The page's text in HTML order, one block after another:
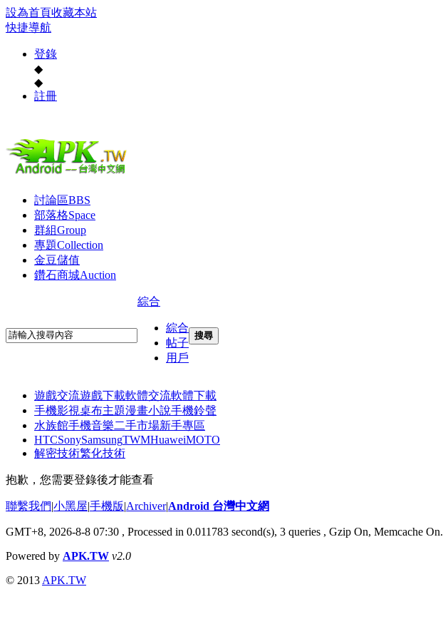
設為首頁收藏本站
快捷導航
登錄
◆
◆
註冊
討論區BBS
部落格Space
群組Group
專題Collection
金豆儲值
鑽石商城Auction
綜合
綜合
帖子
用戶
搜尋
遊戲交流遊戲下載軟體交流軟體下載
手機影視桌布主題漫畫小說手機鈴聲
水族館手機音樂二手市場新手專區
HTCSonySamsungTWMHuaweiMOTO
解密技術繁化技術
抱歉，您需要登錄後才能查看
聯繫我們|小黑屋|手機版|Archiver|Android 台灣中文網
GMT+8, 2026-8-8 07:30 , Processed in 0.011783 second(s), 3 queries , Gzip On, Memcache On.
Powered by APK.TW v2.0
© 2013 APK.TW